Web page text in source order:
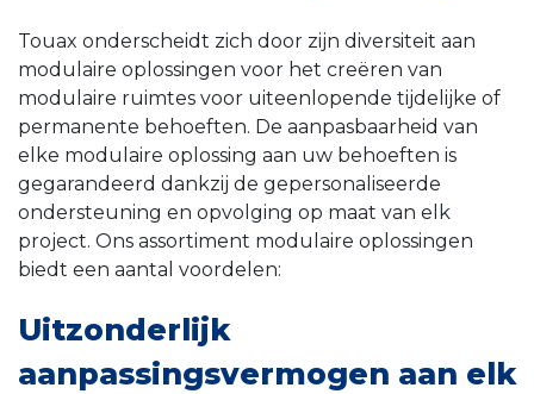
Touax onderscheidt zich door zijn diversiteit aan
modulaire oplossingen voor het creëren van
modulaire ruimtes voor uiteenlopende tijdelijke of
permanente behoeften. De aanpasbaarheid van
elke modulaire oplossing aan uw behoeften is
gegarandeerd dankzij de gepersonaliseerde
ondersteuning en opvolging op maat van elk
project. Ons assortiment modulaire oplossingen
biedt een aantal voordelen:
Uitzonderlijk
aanpassingsvermogen aan elk